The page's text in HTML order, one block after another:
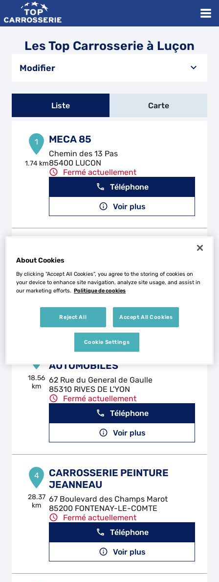
Les Top Carrosserie à Luçon
Modifier
Liste Carte
1
1.74 km
MECA 85
Chemin des 13 Pas
85400 LUCON
Fermé actuellement
Téléphone
Voir plus
12.87
km
11 Avenue de l'Ocean
85580 GRUES
Fermé actuellement
Téléphone
Voir plus
18.56
km
VENDEE MAINTENANCE
AUTOMOBILES
62 Rue du General de Gaulle
85310 RIVES DE L'YON
Fermé actuellement
Téléphone
Voir plus
4
28.37
km
CARROSSERIE PEINTURE
JEANNEAU
67 Boulevard des Champs Marot
85200 FONTENAY-LE-COMTE
Fermé actuellement
Téléphone
Voir plus
About Cookies
By clicking “Accept All Cookies”, you agree to the storing of cookies on
your device to enhance site navigation, analyze site usage, and assist in
our marketing efforts. Politique de cookies
Reject All Accept All Cookies
Cookie Settings